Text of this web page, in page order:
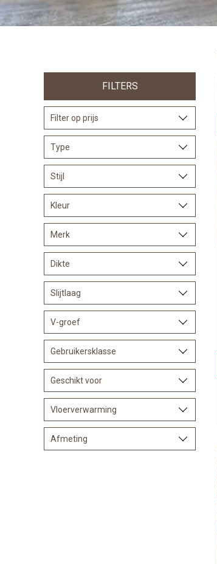
SidebarFILTERS
Filter op prijs
Type
Stijl
Kleur
Merk
Dikte
Slijtlaag
V-groef
Gebruikersklasse
Geschikt voor
Vloerverwarming
Afmeting